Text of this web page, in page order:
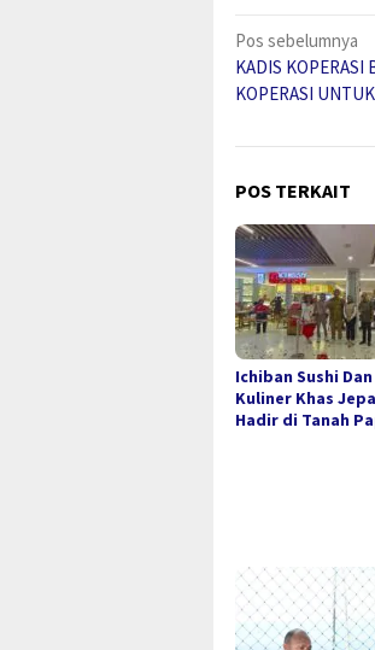
Navigasi
pos
Pos sebelumnya
KADIS KOPERASI
KOPERASI
POS TERKAIT
Ichiban Sushi Dan
Kuliner Khas
Hadir di Tanah